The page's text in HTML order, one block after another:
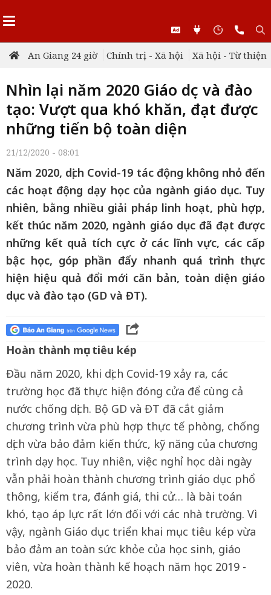
An Giang 24 giờ Chính trị - Xã hội Xã hội - Từ thiện
Nhìn lại năm 2020 Giáo dục và đào
tạo: Vượt qua khó khăn, đạt được
những tiến bộ toàn diện
21/12/2020 - 08:01
Năm 2020, dịch Covid-19 tác động không nhỏ đến
các hoạt động dạy học của ngành giáo dục. Tuy
nhiên, bằng nhiều giải pháp linh hoạt, phù hợp,
kết thúc năm 2020, ngành giáo dục đã đạt được
những kết quả tích cực ở các lĩnh vực, các cấp
bậc học, góp phần đẩy nhanh quá trình thực
hiện hiệu quả đổi mới căn bản, toàn diện giáo
dục và đào tạo (GD và ĐT).
Hoàn thành mục tiêu kép
Đầu năm 2020, khi dịch Covid-19 xảy ra, các
trường học đã thực hiện đóng cửa để cùng cả
nước chống dịch. Bộ GD và ĐT đã cắt giảm
chương trình vừa phù hợp thực tế phòng, chống
dịch vừa bảo đảm kiến thức, kỹ năng của chương
trình dạy học. Tuy nhiên, việc nghỉ học dài ngày
vẫn phải hoàn thành chương trình giáo dục phổ
thông, kiểm tra, đánh giá, thi cử… là bài toán
khó, tạo áp lực rất lớn đối với các nhà trường. Vì
vậy, ngành Giáo dục triển khai mục tiêu kép vừa
bảo đảm an toàn sức khỏe của học sinh, giáo
viên, vừa hoàn thành kế hoạch năm học 2019 -
2020.